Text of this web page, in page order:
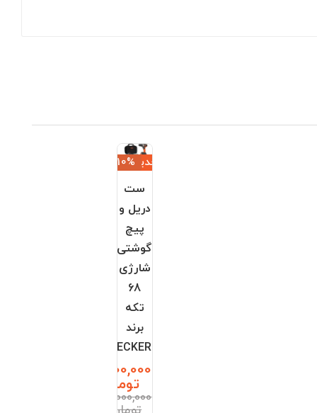
جدید‎−10%
ست
دریل و
پیچ
گوشتی
شارژی
68
تکه
برند
BLACK+DECKER
12,600,000
تومان
14,000,000